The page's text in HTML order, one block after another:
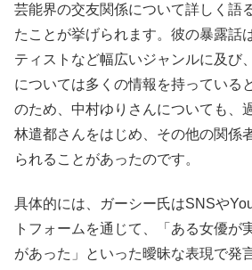
芸能界の交友関係について詳しく語
たことが挙げられます。彼の暴露話
ティストなど幅広いジャンルに及び
については多くの情報を持っている
のため、中村ゆりさんについても、
林遣都さんをはじめ、その他の関係
られることがあったのです。
具体的には、ガーシー氏はSNSや
トフォームを通じて、「ある女優が
があった」といった曖昧な表現で発